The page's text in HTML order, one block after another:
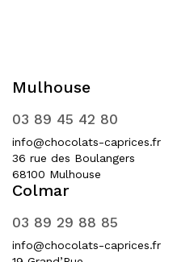
Mulhouse
03 89 45 42 80
info@chocolats-caprices.fr
36 rue des Boulangers
68100 Mulhouse
Colmar
03 89 29 88 85
info@chocolats-caprices.fr